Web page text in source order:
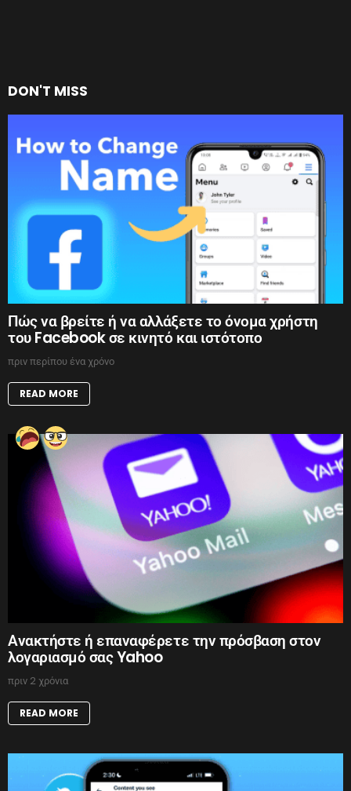
DON'T MISS
Πώς να βρείτε ή να αλλάξετε το όνομα χρήστη
του Facebook σε κινητό και ιστότοπο
πριν περίπου ένα χρόνο
READ MORE
Ανακτήστε ή επαναφέρετε την πρόσβαση στον
λογαριασμό σας Yahoo
πριν 2 χρόνια
READ MORE